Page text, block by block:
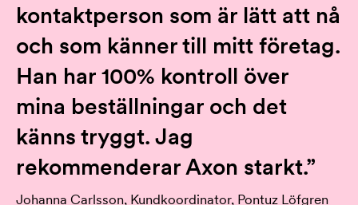
kontaktperson som är lätt att nå
och som känner till mitt företag.
Han har 100% kontroll över
mina beställningar och det
känns tryggt. Jag
rekommenderar Axon starkt.”
Johanna Carlsson, Kundkoordinator, Pontuz Löfgren